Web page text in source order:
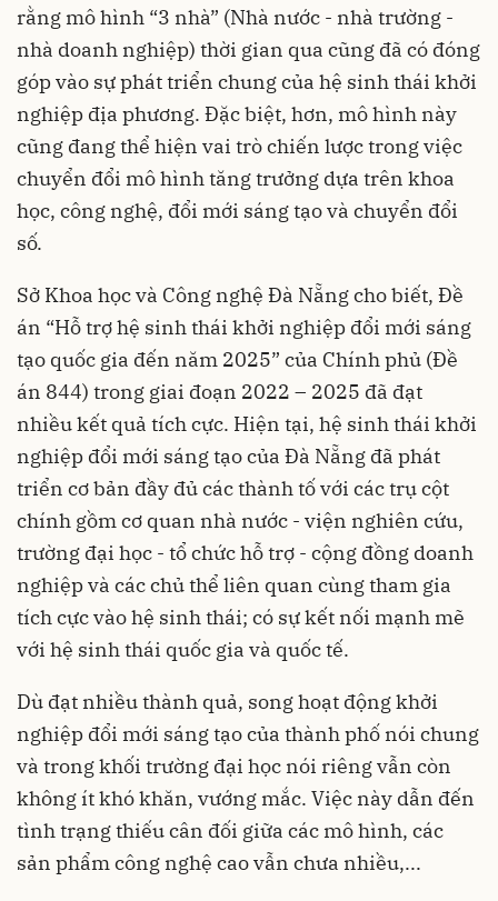
rằng mô hình “3 nhà” (Nhà nước - nhà trường -
nhà doanh nghiệp) thời gian qua cũng đã có đóng
góp vào sự phát triển chung của hệ sinh thái khởi
nghiệp địa phương. Đặc biệt, hơn, mô hình này
cũng đang thể hiện vai trò chiến lược trong việc
chuyển đổi mô hình tăng trưởng dựa trên khoa
học, công nghệ, đổi mới sáng tạo và chuyển đổi
số.
Sở Khoa học và Công nghệ Đà Nẵng cho biết, Đề
án “Hỗ trợ hệ sinh thái khởi nghiệp đổi mới sáng
tạo quốc gia đến năm 2025” của Chính phủ (Đề
án 844) trong giai đoạn 2022 – 2025 đã đạt
nhiều kết quả tích cực. Hiện tại, hệ sinh thái khởi
nghiệp đổi mới sáng tạo của Đà Nẵng đã phát
triển cơ bản đầy đủ các thành tố với các trụ cột
chính gồm cơ quan nhà nước - viện nghiên cứu,
trường đại học - tổ chức hỗ trợ - cộng đồng doanh
nghiệp và các chủ thể liên quan cùng tham gia
tích cực vào hệ sinh thái; có sự kết nối mạnh mẽ
với hệ sinh thái quốc gia và quốc tế.
Dù đạt nhiều thành quả, song hoạt động khởi
nghiệp đổi mới sáng tạo của thành phố nói chung
và trong khối trường đại học nói riêng vẫn còn
không ít khó khăn, vướng mắc. Việc này dẫn đến
tình trạng thiếu cân đối giữa các mô hình, các
sản phẩm công nghệ cao vẫn chưa nhiều,...